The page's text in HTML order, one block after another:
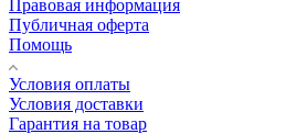
Правовая информация
Публичная оферта
Помощь
Условия оплаты
Условия доставки
Гарантия на товар